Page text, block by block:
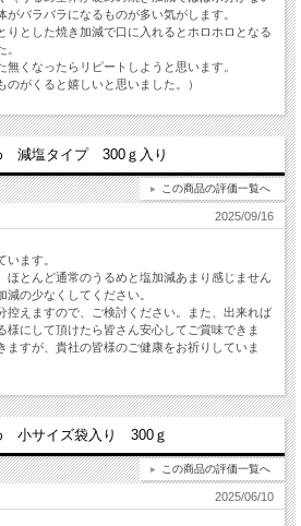
バラバラになるものが多い気がします。
りとした焼き加減で口に入れるとホロホロとなる
無くなったらリピートしようと思います。
のがくると嬉しいと思いました。）
減塩タイプ 300ｇ入り
この商品の評価一覧へ
2025/09/16
ます。
ほとんど通常のうるめと塩加減あまり感じません
の少なくしてください。
控えますので、ご検討ください。また、出来れば
様にして頂けたら皆さん安心してご賞味できま
すが、貴社の皆様のご健康をお祈りしていま
小サイズ袋入り 300ｇ
この商品の評価一覧へ
2025/06/10